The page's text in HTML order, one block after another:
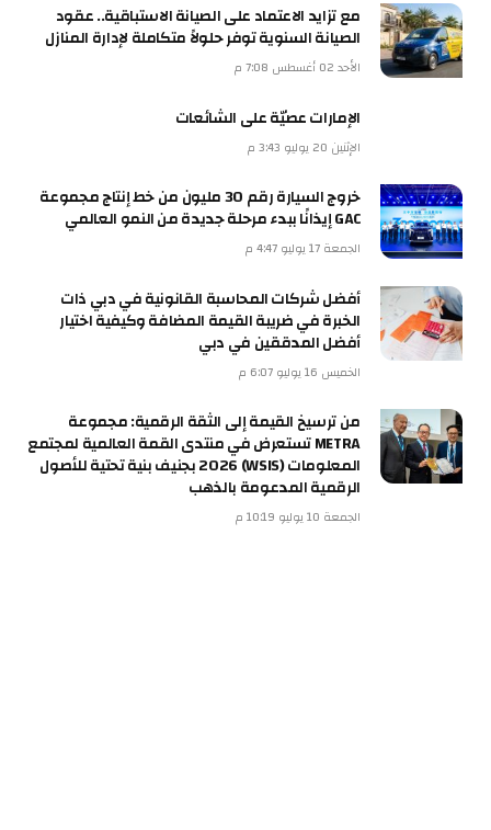
مع تزايد الاعتماد على الصيانة الاستباقية.. عقود
الصيانة السنوية توفر حلولاً متكاملة لإدارة المنازل
الأحد 02 أغسطس 7:08 م
الإمارات عصيّة على الشائعات
الإثنين 20 يوليو 3:43 م
خروج السيارة رقم 30 مليون من خط إنتاج مجموعة
GAC إيذانًا ببدء مرحلة جديدة من النمو العالمي
الجمعة 17 يوليو 4:47 م
أفضل شركات المحاسبة القانونية في دبي ذات
الخبرة في ضريبة القيمة المضافة وكيفية اختيار
أفضل المدققين في دبي
الخميس 16 يوليو 6:07 م
من ترسيخ القيمة إلى الثقة الرقمية: مجموعة
METRA تستعرض في منتدى القمة العالمية لمجتمع
المعلومات (WSIS) 2026 بجنيف بنية تحتية للأصول
الرقمية المدعومة بالذهب
الجمعة 10 يوليو 10:19 م